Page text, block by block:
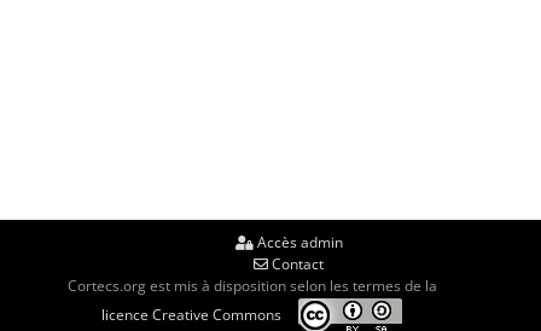
Accès admin
Contact
Cortecs.org est mis à disposition selon les termes de la
licence Creative Commons